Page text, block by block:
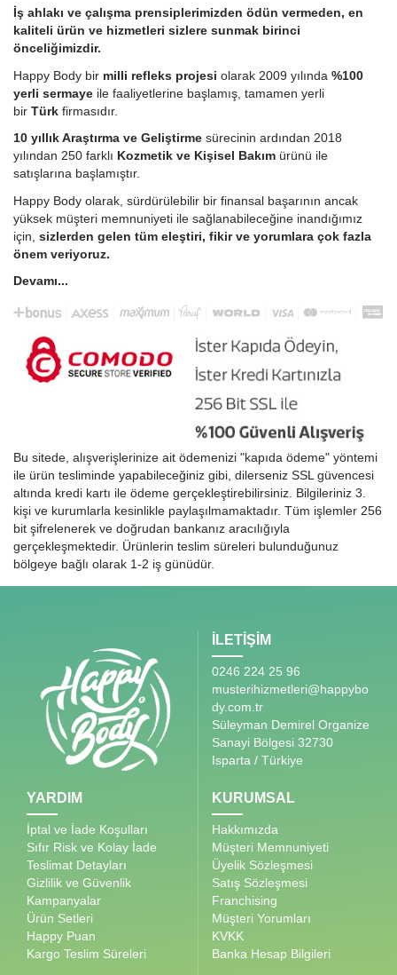
İş ahlakı ve çalışma prensiplerimizden ödün vermeden, en
kaliteli ürün ve hizmetleri sizlere sunmak birinci
önceliğimizdir.
Happy Body bir milli refleks projesi olarak 2009 yılında %100
yerli sermaye ile faaliyetlerine başlamış, tamamen yerli
bir Türk firmasıdır.
10 yıllık Araştırma ve Geliştirme sürecinin ardından 2018
yılından 250 farklı Kozmetik ve Kişisel Bakım ürünü ile
satışlarına başlamıştır.
Happy Body olarak, sürdürülebilir bir finansal başarının ancak
yüksek müşteri memnuniyeti ile sağlanabileceğine inandığımız
için, sizlerden gelen tüm eleştiri, fikir ve yorumlara çok fazla
önem veriyoruz.
Devamı...
Bu sitede, alışverişlerinize ait ödemenizi "kapıda ödeme" yöntemi
ile ürün tesliminde yapabileceğiniz gibi, dilerseniz SSL güvencesi
altında kredi kartı ile ödeme gerçekleştirebilirsiniz. Bilgileriniz 3.
kişi ve kurumlarla kesinlikle paylaşılmamaktadır. Tüm işlemler 256
bit şifrelenerek ve doğrudan bankanız aracılığıyla
gerçekleşmektedir. Ürünlerin teslim süreleri bulunduğunuz
bölgeye bağlı olarak 1-2 iş günüdür.
İLETİŞİM
0246 224 25 96
musterihizmetleri@happybo
dy.com.tr
Süleyman Demirel Organize
Sanayi Bölgesi 32730
Isparta / Türkiye
YARDIM
İptal ve İade Koşulları
Sıfır Risk ve Kolay İade
Teslimat Detayları
Gizlilik ve Güvenlik
Kampanyalar
Ürün Setleri
Happy Puan
Kargo Teslim Süreleri
KURUMSAL
Hakkımızda
Müşteri Memnuniyeti
Üyelik Sözleşmesi
Satış Sözleşmesi
Franchising
Müşteri Yorumları
KVKK
Banka Hesap Bilgileri